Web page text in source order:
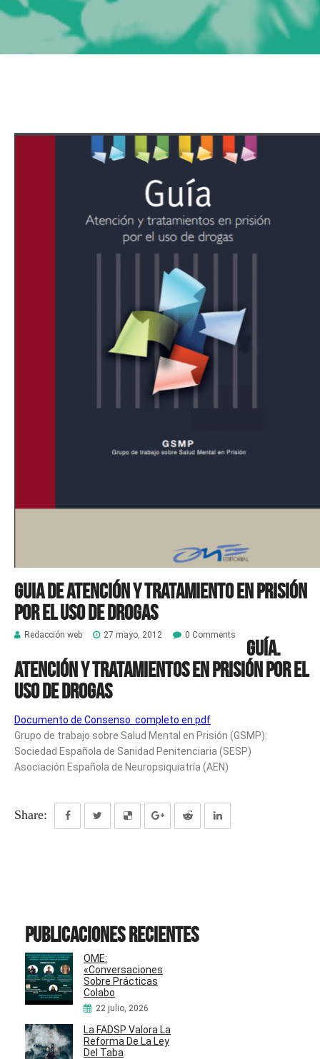
Guia de atención y tratamiento en prisión
por el uso de drogas
Redacción web 27 mayo, 2012 0 Comments
Guía.
Atención y tratamientos en prisión por el
uso de drogas
Documento de Consenso completo en pdf
Grupo de trabajo sobre Salud Mental en Prisión (GSMP):
Sociedad Española de Sanidad Penitenciaria (SESP)
Asociación Española de Neuropsiquiatría (AEN)
Share:
Publicaciones recientes
OME:
«Conversaciones
Sobre Prácticas
Colabo
22 julio, 2026
La FADSP Valora La
Reforma De La Ley
Del Taba